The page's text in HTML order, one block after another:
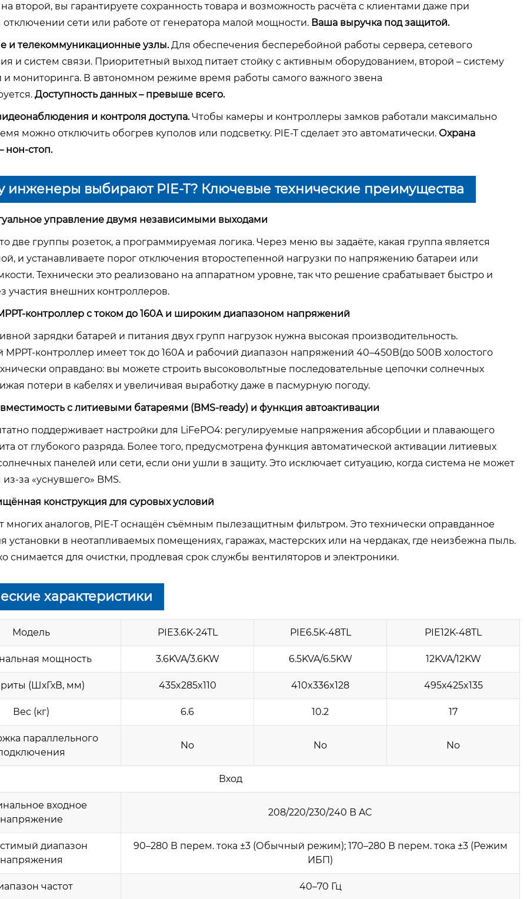
на второй, вы гарантируете сохранность товара и возможность расчёта с клиентами даже при
сети или работе от генератора малой мощности. Ваша выручка под защитой.
и телекоммуникационные узлы.Для обеспечения бесперебойной работы сервера, сетевого
и систем связи. Приоритетный выход питает стойку с активным оборудованием, второй – систему
и мониторинга. В автономном режиме время работы самого важного звена
Доступность данных – превыше всего.
и контроля доступа.Чтобы камеры и контроллеры замков работали максимально
можно отключить обогрев куполов или подсветку. PIE-T сделает это автоматически. Охрана
нон-стоп.
инженеры выбирают PIE-T? Ключевые технические преимущества
управление двумя независимыми выходами
две группы розеток, а программируемая логика. Через меню вы задаёте, какая группа является
и устанавливаете порог отключения второстепенной нагрузки по напряжению батареи или
Технически это реализовано на аппаратном уровне, так что решение срабатывает быстро и
участия внешних контроллеров.
контроллер с током до 160А и широким диапазоном напряжений
зарядки батарей и питания двух групп нагрузок нужна высокая производительность.
MPPT-контроллер имеет ток до 160А и рабочий диапазон напряжений 40–450В(до 500В холостого
оправдано: вы можете строить высоковольтные последовательные цепочки солнечных
потери в кабелях и увеличивая выработку даже в пасмурную погоду.
с литиевыми батареями (BMS-ready) и функция автоактивации
поддерживает настройки для LiFePO4: регулируемые напряжения абсорбции и плавающего
от глубокого разряда. Более того, предусмотрена функция автоматической активации литиевых
панелей или сети, если они ушли в защиту. Это исключает ситуацию, когда система не может
из-за «уснувшего» BMS.
конструкция для суровых условий
многих аналогов, PIE-T оснащён съёмным пылезащитным фильтром. Это технически оправданное
установки в неотапливаемых помещениях, гаражах, мастерских или на чердаках, где неизбежна пыль.
снимается для очистки, продлевая срок службы вентиляторов и электроники.
характеристики
Модель PIE3.6K-24TL PIE6.5K-48TL PIE12K-48TL
мощность 3.6KVA/3.6KW 6.5KVA/6.5KW 12KVA/12KW
(ШхГхВ, мм) 435x285x110 410x336x128 495x425x135
Вес (кг) 6.6 10.2 17
параллельного
No No No
Вход
входное
напряжение
208/220/230/240 В AC
диапазон
напряжения
90–280 В перем. тока ±3 (Обычный режим); 170–280 В перем. тока ±3 (Режим
ИБП)
частот 40–70 Гц